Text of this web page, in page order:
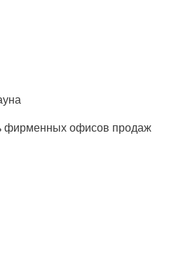
фирменных офисов продаж